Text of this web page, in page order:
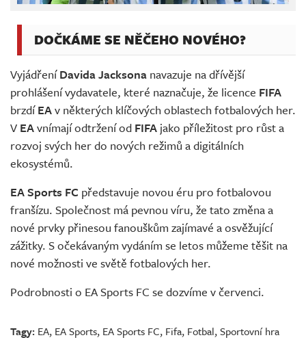
DOČKÁME SE NĚČEHO NOVÉHO?
VyjádřeníDavida Jacksona navazuje na dřívější
prohlášení vydavatele, které naznačuje, že licence FIFA
brzdíEAv některých klíčových oblastech fotbalových her.
V EAvnímají odtržení od FIFA jako příležitost pro růst a
rozvoj svých her do nových režimů a digitálních
ekosystémů.
EA Sports FC představuje novou éru pro fotbalovou
franšízu. Společnost má pevnou víru, že tato změna a
nové prvky přinesou fanouškům zajímavé a osvěžující
zážitky. S očekávaným vydáním se letos můžeme těšit na
nové možnosti ve světě fotbalových her.
Podrobnosti o EA Sports FC se dozvíme v červenci.
Tagy: EA, EA Sports, EA Sports FC, Fifa, Fotbal,Sportovní hra